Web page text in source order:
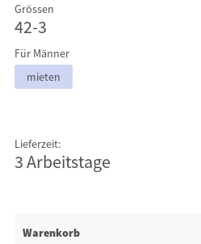
Grössen
42-3
Für Männer
mieten
Lieferzeit:
3 Arbeitstage
Warenkorb